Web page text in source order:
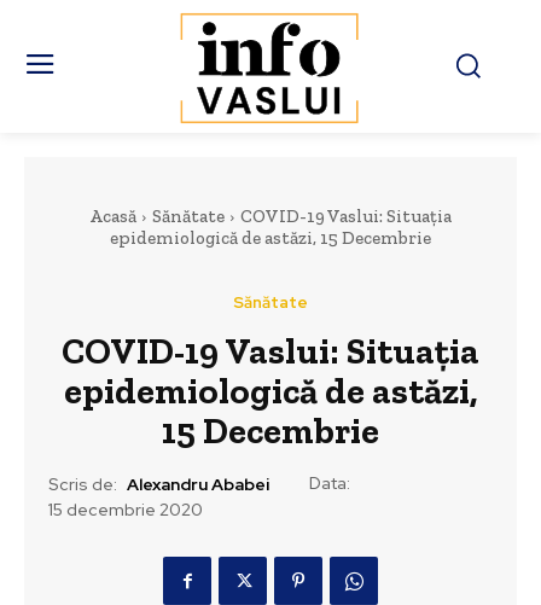
Acasă Sănătate
COVID-19 Vaslui: Situația
epidemiologică de astăzi, 15 Decembrie
Sănătate
COVID-19 Vaslui: Situația
epidemiologică de astăzi,
15 Decembrie
Scris de: Alexandru Ababei
Data:
15 decembrie 2020